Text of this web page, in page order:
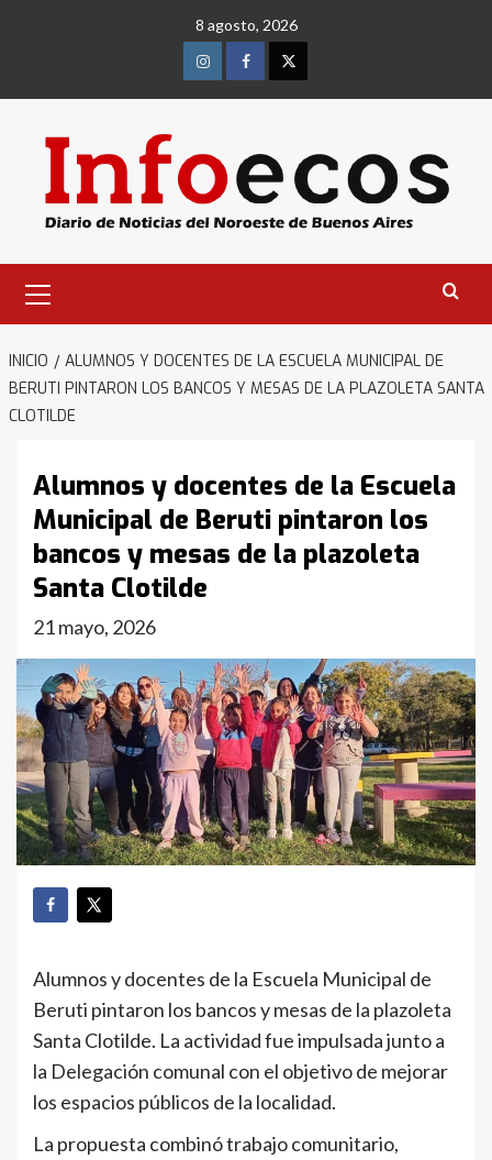
8 agosto, 2026
InstagramFacebookTwitter
primario
INICIO
ALUMNOS Y DOCENTES DE LA ESCUELA MUNICIPAL DE
BERUTI PINTARON LOS BANCOS Y MESAS DE LA PLAZOLETA SANTA
CLOTILDE
Alumnos y docentes de la Escuela
Municipal de Beruti pintaron los
bancos y mesas de la plazoleta
Santa Clotilde
21 mayo, 2026
Alumnos y docentes de la Escuela Municipal de
Beruti pintaron los bancos y mesas de la plazoleta
Santa Clotilde. La actividad fue impulsada junto a
la Delegación comunal con el objetivo de mejorar
los espacios públicos de la localidad.
La propuesta combinó trabajo comunitario,